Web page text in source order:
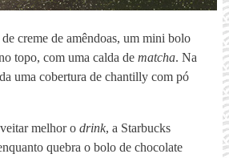
creme de amêndoas, um mini bolo
topo, com uma calda de matcha. Na
uma cobertura de chantilly com pó
melhor o drink, a Starbucks
quebra o bolo de chocolate